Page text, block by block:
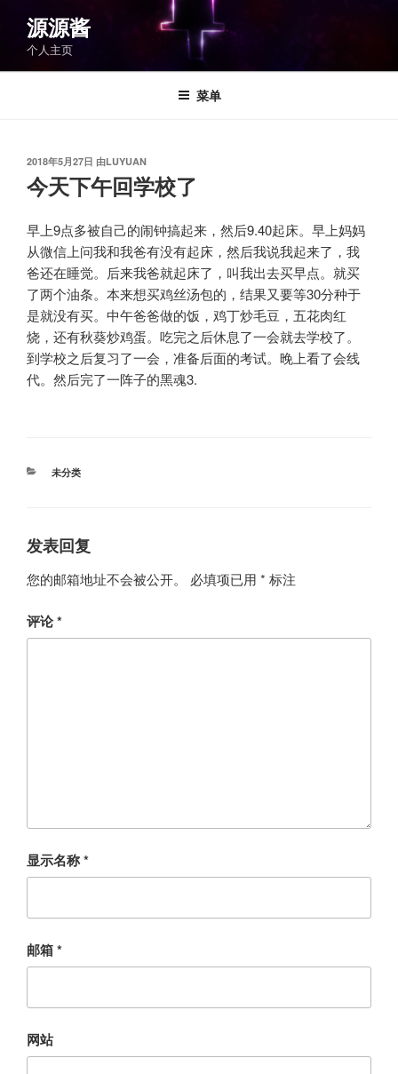
容
源源酱
个人主页
菜单
发
于
2018年5月27日 由LUYUAN
今天下午回学校了
早上9点多被自己的闹钟搞起来，然后9.40起床。早上妈妈
从微信上问我和我爸有没有起床，然后我说我起来了，我
爸还在睡觉。后来我爸就起床了，叫我出去买早点。就买
了两个油条。本来想买鸡丝汤包的，结果又要等30分种于
是就没有买。中午爸爸做的饭，鸡丁炒毛豆，五花肉红
烧，还有秋葵炒鸡蛋。吃完之后休息了一会就去学校了。
到学校之后复习了一会，准备后面的考试。晚上看了会线
代。然后完了一阵子的黑魂3.
分
未分类
发表回复
您的邮箱地址不会被公开。 必填项已用 * 标注
评论*
显示名称*
邮箱*
网站